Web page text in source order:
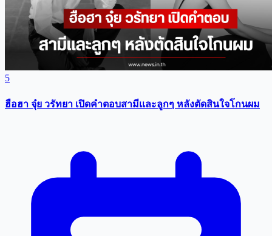
5
ฮือฮา จุ๋ย วรัทยา เปิดคำตอบสามีเเละลูกๆ หลังตัดสินใจโกนผม